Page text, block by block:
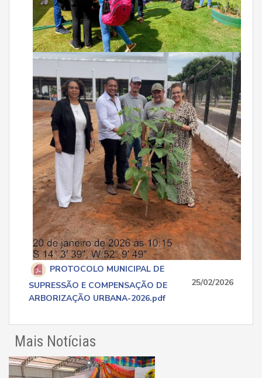
PROTOCOLO MUNICIPAL DE
SUPRESSÃO E COMPENSAÇÃO DE
ARBORIZAÇÃO URBANA-2026.pdf
25/02/2026
Mais Notícias